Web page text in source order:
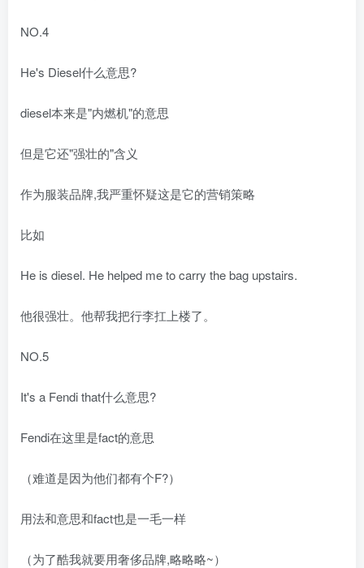
NO.4
He's Diesel什么意思?
diesel本来是"内燃机"的意思
但是它还"强壮的"含义
作为服装品牌,我严重怀疑这是它的营销策略
比如
He is diesel. He helped me to carry the bag upstairs.
他很强壮。他帮我把行李扛上楼了。
NO.5
It's a Fendi that什么意思?
Fendi在这里是fact的意思
（难道是因为他们都有个F?）
用法和意思和fact也是一毛一样
（为了酷我就要用奢侈品牌,略略略~）